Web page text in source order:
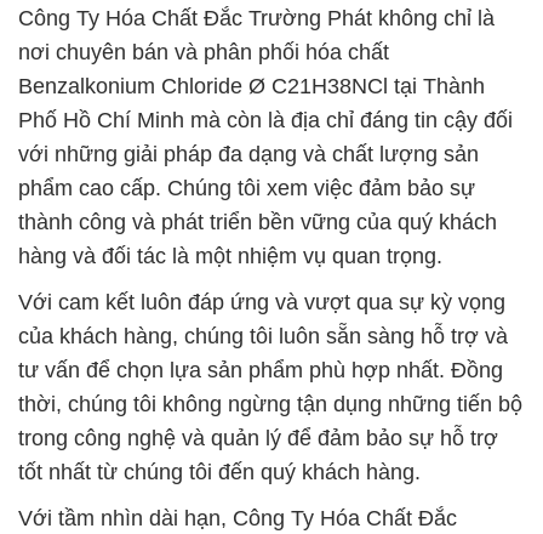
Công Ty Hóa Chất Đắc Trường Phát không chỉ là
nơi chuyên bán và phân phối hóa chất
Benzalkonium Chloride Ø C21H38NCl tại Thành
Phố Hồ Chí Minh mà còn là địa chỉ đáng tin cậy đối
với những giải pháp đa dạng và chất lượng sản
phẩm cao cấp. Chúng tôi xem việc đảm bảo sự
thành công và phát triển bền vững của quý khách
hàng và đối tác là một nhiệm vụ quan trọng.
Với cam kết luôn đáp ứng và vượt qua sự kỳ vọng
của khách hàng, chúng tôi luôn sẵn sàng hỗ trợ và
tư vấn để chọn lựa sản phẩm phù hợp nhất. Đồng
thời, chúng tôi không ngừng tận dụng những tiến bộ
trong công nghệ và quản lý để đảm bảo sự hỗ trợ
tốt nhất từ chúng tôi đến quý khách hàng.
Với tầm nhìn dài hạn, Công Ty Hóa Chất Đắc